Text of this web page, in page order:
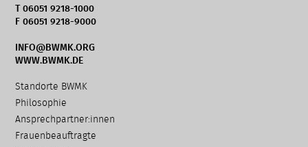
T 06051 9218-1000
F 06051 9218-9000
INFO@BWMK.ORG
WWW.BWMK.DE
Navigation
überspringen
Standorte BWMK
Philosophie
Ansprechpartner:innen
Frauenbeauftragte